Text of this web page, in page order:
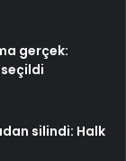
gerçek:
seçildi
silindi: Halk